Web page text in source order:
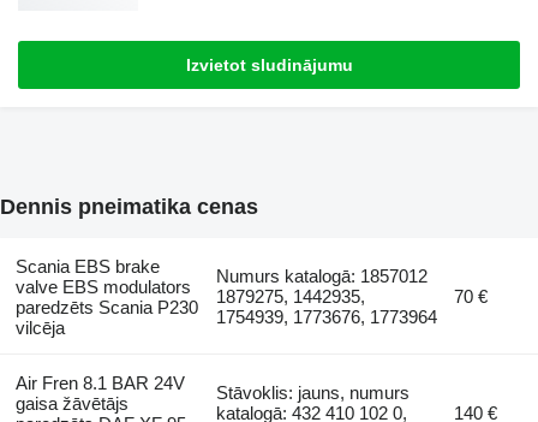
Izvietot sludinājumu
Dennis pneimatika cenas
Scania EBS brake
valve EBS modulators
paredzēts Scania P230
vilcēja
Numurs katalogā: 1857012
1879275, 1442935,
1754939, 1773676, 1773964
70 €
Air Fren 8.1 BAR 24V
gaisa žāvētājs
Stāvoklis: jauns, numurs
katalogā: 432 410 102 0,
140 €